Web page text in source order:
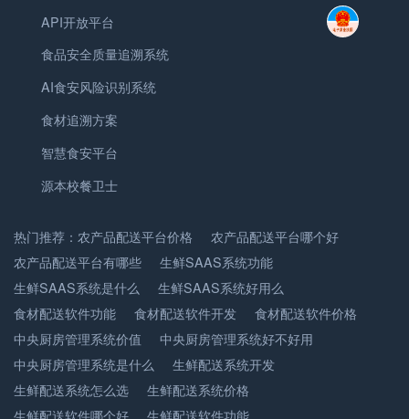
API开放平台
食品安全质量追溯系统
AI食安风险识别系统
食材追溯方案
智慧食安平台
源本校餐卫士
热门推荐： 农产品配送平台价格
农产品配送平台哪个好
农产品配送平台有哪些
生鲜SAAS系统功能
生鲜SAAS系统是什么
生鲜SAAS系统好用么
食材配送软件功能
食材配送软件开发
食材配送软件价格
中央厨房管理系统价值
中央厨房管理系统好不好用
中央厨房管理系统是什么
生鲜配送系统开发
生鲜配送系统怎么选
生鲜配送系统价格